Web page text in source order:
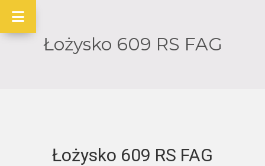
Łożysko 609 RS FAG
Łożysko 609 RS FAG